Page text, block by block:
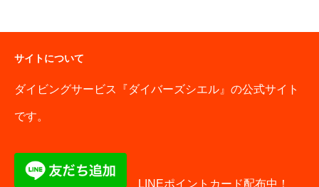
サイトについて
ダイビングサービス『ダイバーズシエル』の公式サイト
です。
LINEポイントカード配布中！